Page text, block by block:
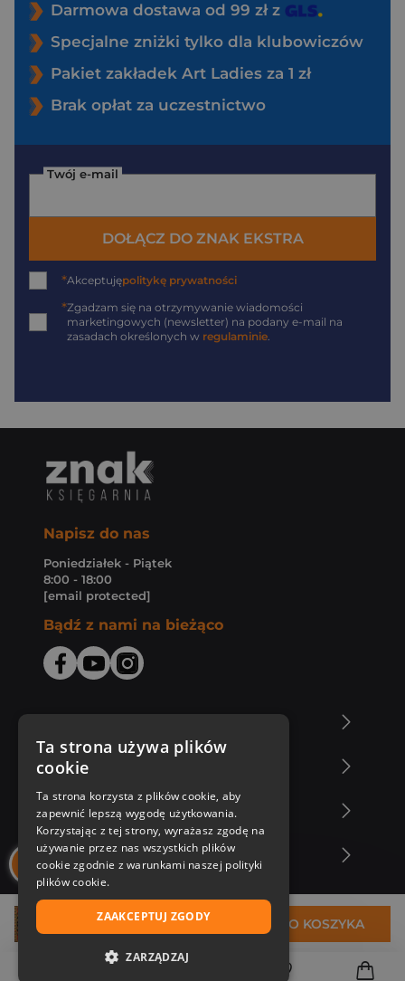
45,76 zł DO KOSZYKA
Darmowa dostawa od 99 zł z
Specjalne zniżki tylko dla klubowiczów
Pakiet zakładek Art Ladies za 1 zł
Brak opłat za uczestnictwo
Twój e-mail
DOŁĄCZ DO ZNAK EKSTRA
*Akceptujępolitykę prywatności
*Zgadzam się na otrzymywanie wiadomości
marketingowych (newsletter) na podany e-mail na
zasadach określonych w regulaminie.
Napisz do nas
Poniedziałek - Piątek
8:00 - 18:00
[email protected]
Bądź z nami na bieżąco
Zakupy u nas
Nasza oferta
Nasi autorzy
Ta strona używa plików
cookie
Ta strona korzysta z plików cookie, aby
zapewnić lepszą wygodę użytkowania.
Korzystając z tej strony, wyrażasz zgodę na
używanie przez nas wszystkich plików
cookie zgodnie z warunkami naszej polityki
plików cookie.
ZAAKCEPTUJ ZGODY
ZARZĄDZAJ